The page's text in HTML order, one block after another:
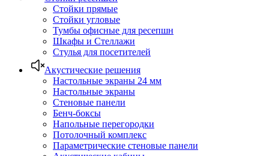
Стойки прямые
Стойки угловые
Тумбы офисные для ресепшн
Шкафы и Стеллажи
Стулья для посетителей
Акустические решения
Настольные экраны 24 мм
Настольные экраны
Стеновые панели
Бенч-боксы
Напольные перегородки
Потолочный комплекс
Параметрические стеновые панели